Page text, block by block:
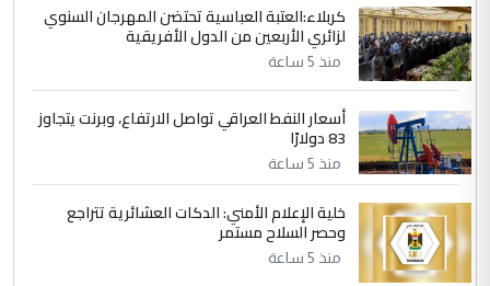
كربلاء:العتبة العباسية تحتضن المهرجان السنوي
لزائري الأربعين من الدول الأفريقية
منذ 5 ساعة
أسعار النفط العراقي تواصل الارتفاع، وبرنت يتجاوز
83 دولارًا
منذ 5 ساعة
خلية الإعلام الأمني: الدكات العشائرية تتراجع
وحصر السلاح مستمر
منذ 5 ساعة